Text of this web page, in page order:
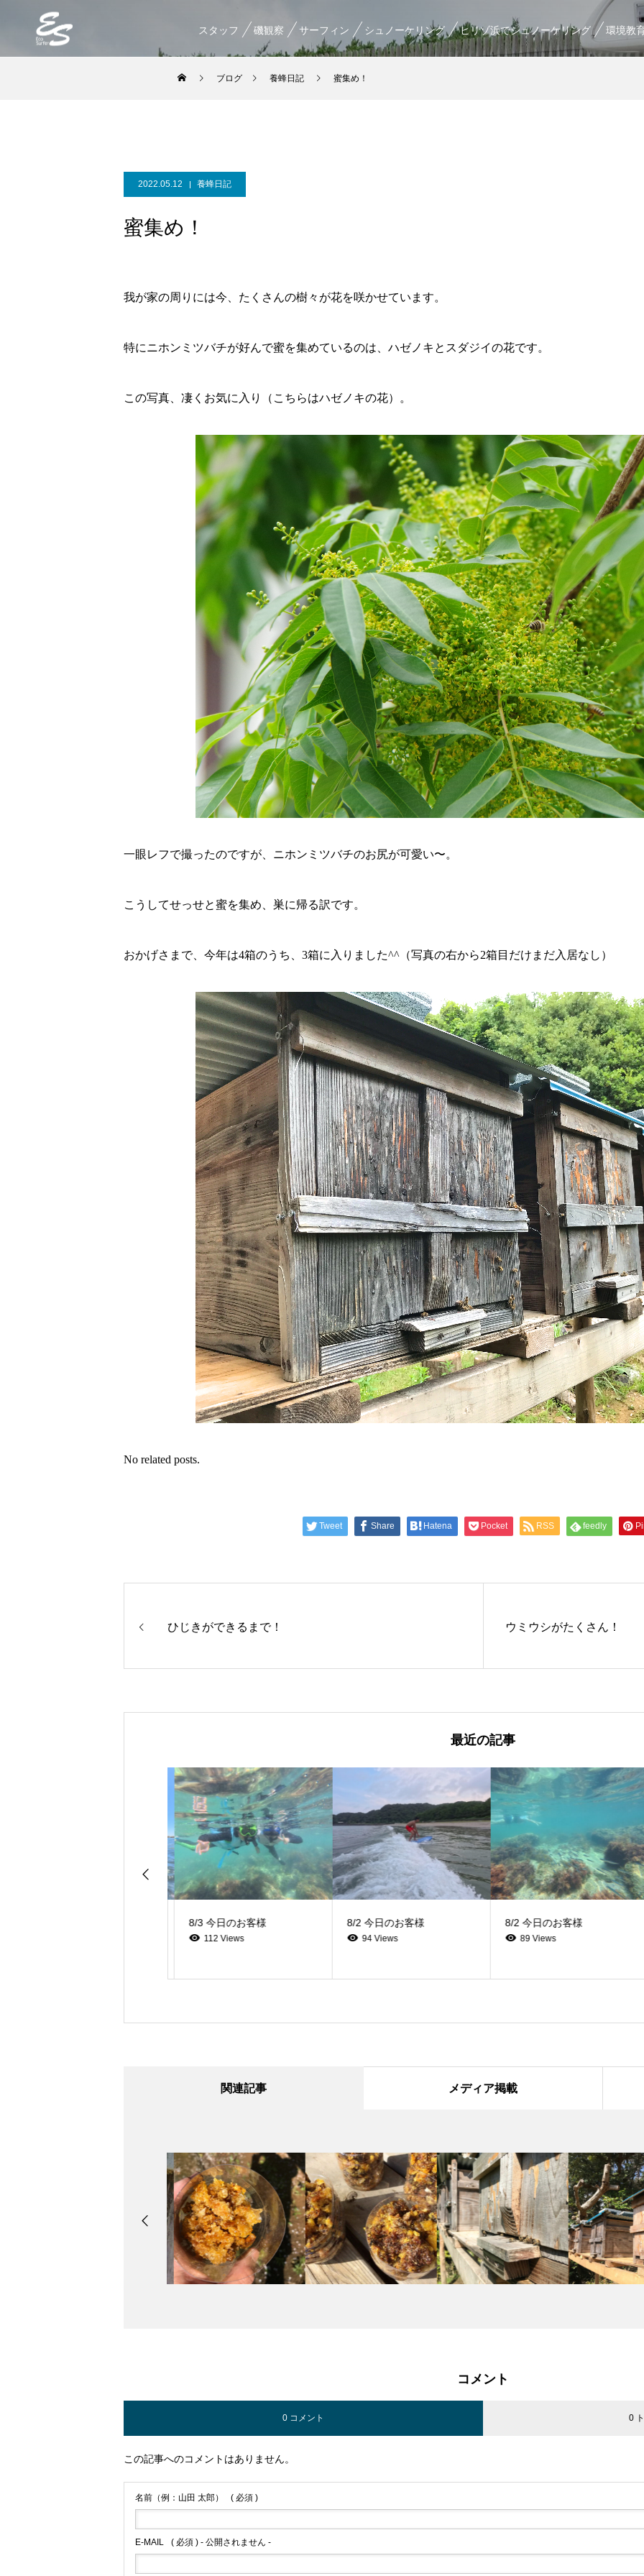
スタッフ 磯観察 サーフィン シュノーケリング ヒリゾ浜でシュノーケリング 環境教
ブログ 養蜂日記 蜜集め！
2022.05.12 養蜂日記
蜜集め！
我が家の周りには今、たくさんの樹々が花を咲かせています。
特にニホンミツバチが好んで蜜を集めているのは、ハゼノキとスダジイの花です。
この写真、凄くお気に入り（こちらはハゼノキの花）。
一眼レフで撮ったのですが、ニホンミツバチのお尻が可愛い〜。
こうしてせっせと蜜を集め、巣に帰る訳です。
おかげさまで、今年は4箱のうち、3箱に入りました^^（写真の右から2箱目だけまだ入居なし）
No related posts.
Tweet Share Hatena Pocket RSS feedly
ひじきができるまで！ ウミウシがたくさん！
最近の記事
8/3 今日のお客様
112 Views
8/2 今日のお客様
94 Views
8/2 今日のお客様
89 Views
関連記事 メディア掲載
コメント
0 コメント 0
この記事へのコメントはありません。
名前（例：山田 太郎） ( 必須 )
E-MAIL ( 必須 ) - 公開されません -